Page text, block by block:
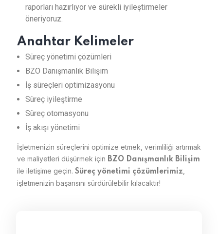
raporları hazırlıyor ve sürekli iyileştirmeler
öneriyoruz.
Anahtar Kelimeler
Süreç yönetimi çözümleri
BZO Danışmanlık Bilişim
İş süreçleri optimizasyonu
Süreç iyileştirme
Süreç otomasyonu
İş akışı yönetimi
İşletmenizin süreçlerini optimize etmek, verimliliği artırmak
ve maliyetleri düşürmek için BZO Danışmanlık Bilişim
ile iletişime geçin. Süreç yönetimi çözümlerimiz
işletmenizin başarısını sürdürülebilir kılacaktır!